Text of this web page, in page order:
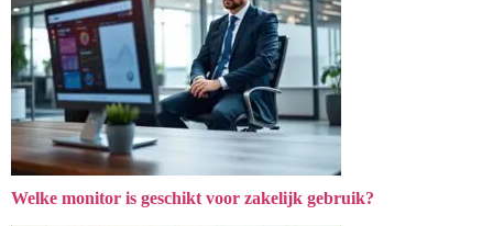
Welke monitor is geschikt voor zakelijk gebruik?